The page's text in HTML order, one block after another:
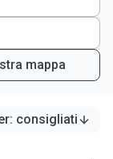
mappa
: consigliati